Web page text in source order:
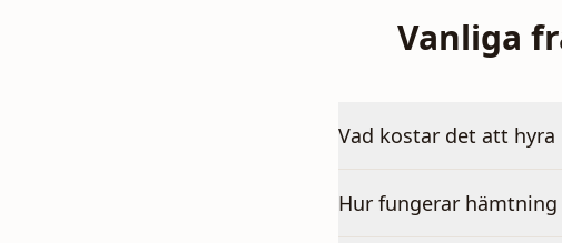
Vanliga
Vad kostar det att
Hur fungerar